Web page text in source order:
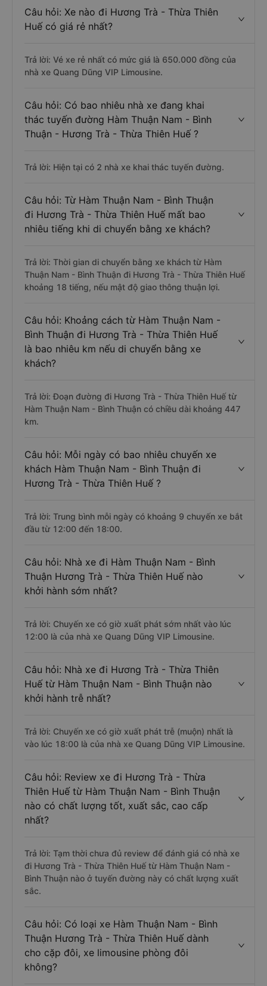
Câu hỏi: Xe nào đi Hương Trà - Thừa Thiên
Huế có giá rẻ nhất?
Trả lời: Vé xe rẻ nhất có mức giá là 650.000 đồng của
nhà xe Quang Dũng VIP Limousine.
Câu hỏi: Có bao nhiêu nhà xe đang khai
thác tuyến đường Hàm Thuận Nam - Bình
Thuận - Hương Trà - Thừa Thiên Huế ?
Trả lời: Hiện tại có 2 nhà xe khai thác tuyến đường.
Câu hỏi: Từ Hàm Thuận Nam - Bình Thuận
đi Hương Trà - Thừa Thiên Huế mất bao
nhiêu tiếng khi di chuyển bằng xe khách?
Trả lời: Thời gian di chuyển bằng xe khách từ Hàm
Thuận Nam - Bình Thuận đi Hương Trà - Thừa Thiên Huế
khoảng 18 tiếng, nếu mật độ giao thông thuận lợi.
Câu hỏi: Khoảng cách từ Hàm Thuận Nam -
Bình Thuận đi Hương Trà - Thừa Thiên Huế
là bao nhiêu km nếu di chuyển bằng xe
khách?
Trả lời: Đoạn đường đi Hương Trà - Thừa Thiên Huế từ
Hàm Thuận Nam - Bình Thuận có chiều dài khoảng 447
km.
Câu hỏi: Mỗi ngày có bao nhiêu chuyến xe
khách Hàm Thuận Nam - Bình Thuận đi
Hương Trà - Thừa Thiên Huế ?
Trả lời: Trung bình mỗi ngày có khoảng 9 chuyến xe bắt
đầu từ 12:00 đến 18:00.
Câu hỏi: Nhà xe đi Hàm Thuận Nam - Bình
Thuận Hương Trà - Thừa Thiên Huế nào
khởi hành sớm nhất?
Trả lời: Chuyến xe có giờ xuất phát sớm nhất vào lúc
12:00 là của nhà xe Quang Dũng VIP Limousine.
Câu hỏi: Nhà xe đi Hương Trà - Thừa Thiên
Huế từ Hàm Thuận Nam - Bình Thuận nào
khởi hành trễ nhất?
Trả lời: Chuyến xe có giờ xuất phát trễ (muộn) nhất là
vào lúc 18:00 là của nhà xe Quang Dũng VIP Limousine.
Câu hỏi: Review xe đi Hương Trà - Thừa
Thiên Huế từ Hàm Thuận Nam - Bình Thuận
nào có chất lượng tốt, xuất sắc, cao cấp
nhất?
Trả lời: Tạm thời chưa đủ review để đánh giá có nhà xe
đi Hương Trà - Thừa Thiên Huế từ Hàm Thuận Nam -
Bình Thuận nào ở tuyến đường này có chất lượng xuất
sắc.
Câu hỏi: Có loại xe Hàm Thuận Nam - Bình
Thuận Hương Trà - Thừa Thiên Huế dành
cho cặp đôi, xe limousine phòng đôi
không?